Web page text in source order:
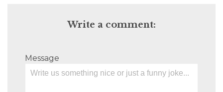
Write a comment:
Message